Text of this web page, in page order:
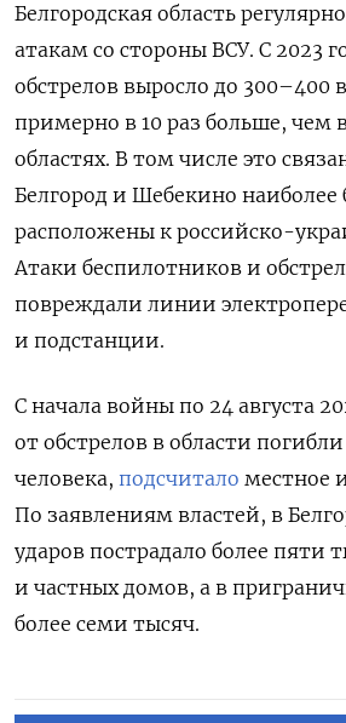
Белгородская область
атакам со стороны ВСУ. С 2023
обстрелов выросло до 300–400
примерно в 10 раз больше, чем
областях. В том числе это
Белгород и Шебекино наиболее
расположены к российско-
Атаки беспилотников и
повреждали линии
и подстанции.
С начала войны по 24 августа
от обстрелов в области погибли
человека, подсчитало местное
По заявлениям властей, в
ударов пострадало более пяти
и частных домов, а в
более семи тысяч.